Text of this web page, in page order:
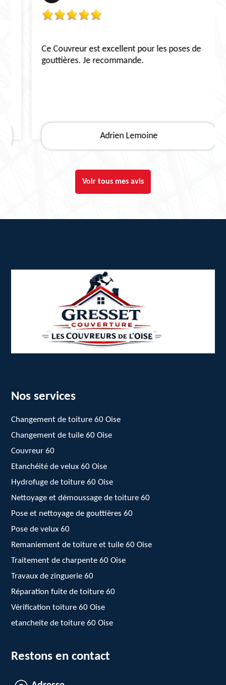
Ce Couvreur est excellent pour les poses de
gouttières. Je recommande.
Adrien Lemoine
Voir tous mes avis
Nos services
Changement de toiture 60 Oise
Changement de tuile 60 Oise
Couvreur 60
Etanchéité de velux 60 Oise
Hydrofuge de toiture 60 Oise
Nettoyage et démoussage de toiture 60
Pose et nettoyage de gouttières 60
Pose de velux 60
Remaniement de toiture et tuile 60 Oise
Traitement de charpente 60 Oise
Travaux de zinguerie 60
Réparation fuite de toiture 60
Vérification toiture 60 Oise
etancheite de toiture 60 Oise
Restons en contact